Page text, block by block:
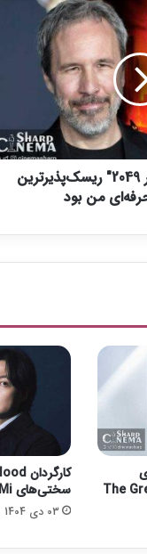
دنی ویلنوو: "بلید رانر 2049" ریسک‌پذیرترین
من بود
سختی‌های Kim Da Mi صحبت کرد
03 دی 1404